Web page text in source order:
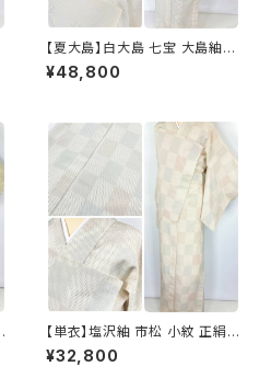
【夏大島】白大島 七宝 大島紬
紗紬 正絹 小紋 トールサイズ 白
グレー アイボリー 1053
¥48,800
【単衣】塩沢紬 市松 小紋 正絹
白 アイボリー 1033
¥32,800